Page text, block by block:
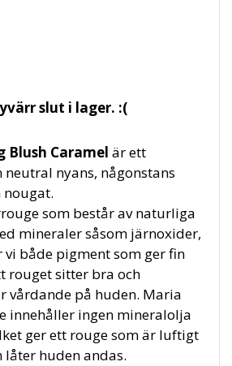
slut i lager. :(
Blush Caramel är ett
nyans, någonstans
nougat.
som består av naturliga
mineraler såsom järnoxider,
vi både pigment som ger fin
rouget sitter bra och
vårdande på huden. Maria
innehåller ingen mineralolja
ger ett rouge som är luftigt
låter huden andas.